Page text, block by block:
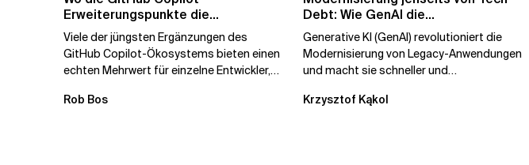
Erweiterungspunkte die
Governance brechen
Viele der jüngsten Ergänzungen des
GitHub Copilot-Ökosystems bieten einen
echten Mehrwert für einzelne Entwickler,
Rob Bos
Debt: Wie GenAI die
Unternehmenstransformation...
Generative KI (GenAI) revolutioniert die
Modernisierung von Legacy-Anwendungen
und macht sie schneller und
Automatisierung...
Krzysztof Kąkol